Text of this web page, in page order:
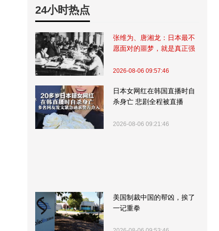
24小时热点
张维为、唐湘龙：日本最不
愿面对的噩梦，就是真正强
2026-08-06 09:57:46
日本女网红在韩国直播时自
杀身亡 悲剧全程被直播
2026-08-06 09:21:46
美国制裁中国的帮凶，挨了
一记重拳